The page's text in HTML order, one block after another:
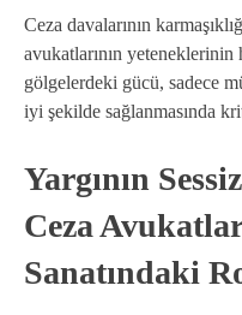
Ceza davalarının
avukatlarının yeteneklerinin
gölgelerdeki gücü, sadece
iyi şekilde sağlanmasında
Yargının
Ceza
Sanatındaki